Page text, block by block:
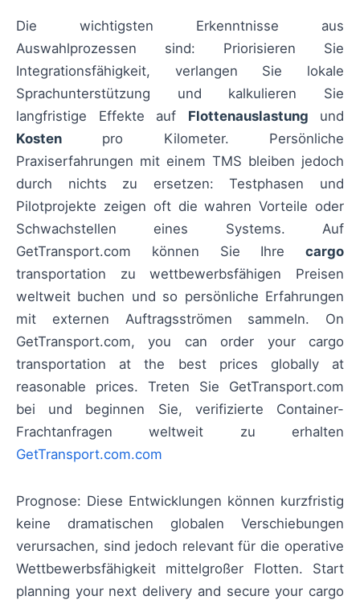
Die wichtigsten Erkenntnisse aus
Auswahlprozessen sind: Priorisieren Sie
Integrationsfähigkeit, verlangen Sie lokale
Sprachunterstützung und kalkulieren Sie
langfristige Effekte auf Flottenauslastung und
Kosten pro Kilometer. Persönliche
Praxiserfahrungen mit einem TMS bleiben jedoch
durch nichts zu ersetzen: Testphasen und
Pilotprojekte zeigen oft die wahren Vorteile oder
Schwachstellen eines Systems. Auf
GetTransport.com können Sie Ihre cargo
transportation zu wettbewerbsfähigen Preisen
weltweit buchen und so persönliche Erfahrungen
mit externen Auftragsströmen sammeln. On
GetTransport.com, you can order your cargo
transportation at the best prices globally at
reasonable prices. Treten Sie GetTransport.com
bei und beginnen Sie, verifizierte Container-
Frachtanfragen weltweit zu erhalten
GetTransport.com.com
Prognose: Diese Entwicklungen können kurzfristig
keine dramatischen globalen Verschiebungen
verursachen, sind jedoch relevant für die operative
Wettbewerbsfähigkeit mittelgroßer Flotten. Start
planning your next delivery and secure your cargo